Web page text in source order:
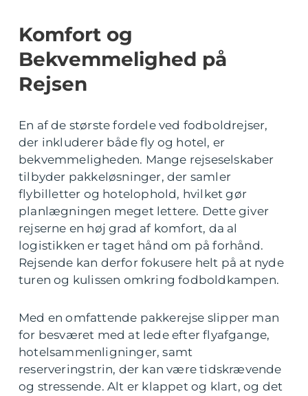
Komfort og
Bekvemmelighed på
Rejsen
En af de største fordele ved fodboldrejser,
der inkluderer både fly og hotel, er
bekvemmeligheden. Mange rejseselskaber
tilbyder pakkeløsninger, der samler
flybilletter og hotelophold, hvilket gør
planlægningen meget lettere. Dette giver
rejserne en høj grad af komfort, da al
logistikken er taget hånd om på forhånd.
Rejsende kan derfor fokusere helt på at nyde
turen og kulissen omkring fodboldkampen.
Med en omfattende pakkerejse slipper man
for besværet med at lede efter flyafgange,
hotelsammenligninger, samt
reserveringstrin, der kan være tidskrævende
og stressende. Alt er klappet og klart, og det